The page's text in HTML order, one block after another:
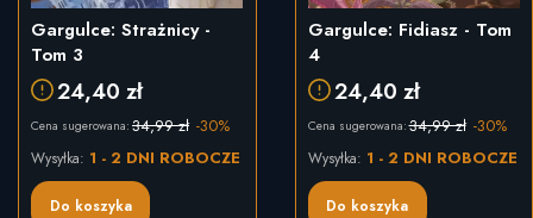
Gargulce: Strażnicy -
Tom 3
24,40 zł
Cena sugerowana: 34,99 zł -30%
Do koszyka
Wysyłka: 1 - 2 DNI ROBOCZE
Gargulce: Fidiasz - Tom
4
24,40 zł
Cena sugerowana:34,99 zł -30%
Do koszyka
Wysyłka: 1 - 2 DNI ROBOCZE